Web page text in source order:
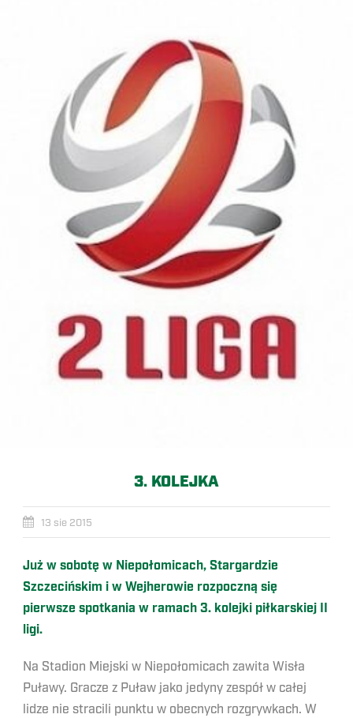
3. KOLEJKA
13 sie 2015
Już w sobotę w Niepołomicach, Stargardzie
Szczecińskim i w Wejherowie rozpoczną się
pierwsze spotkania w ramach 3. kolejki piłkarskiej II
ligi.
Na Stadion Miejski w Niepołomicach zawita Wisła
Puławy. Gracze z Puław jako jedyny zespół w całej
lidze nie stracili punktu w obecnych rozgrywkach. W